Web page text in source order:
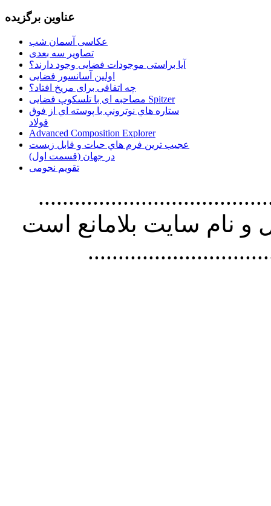
عناوین برگزیده
عکاسی آسمان شب
تصاویر سه بعدی
آیا براستی موجودات فضایی وجود دارند؟
اولین آسانسور فضایی
چه اتفاقی برای مریخ افتاد؟
مصاحبه ای با تلسکوپ فضایی Spitzer
ستاره هاي نوتروني با پوسته اي از فوق
فولاد
Advanced Composition Explorer
عجیب ترین فرم هاي حيات و قابل زيست
در جهان (قسمت اول)
تقویم نجومی
استفاده از
نام سايت بلامانع است